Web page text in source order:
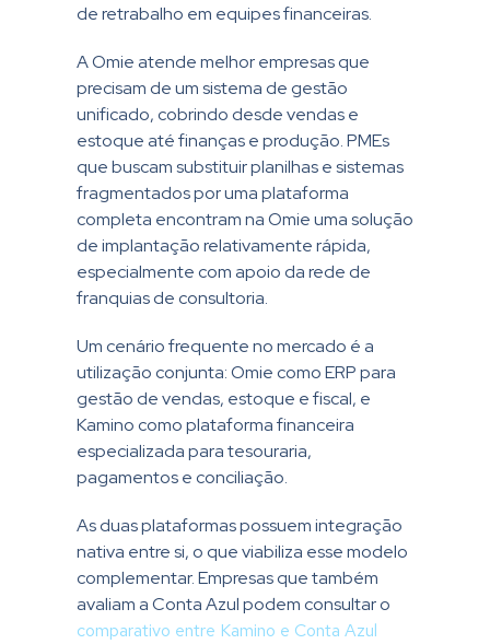
de retrabalho em equipes financeiras.
A Omie atende melhor empresas que
precisam de um sistema de gestão
unificado, cobrindo desde vendas e
estoque até finanças e produção. PMEs
que buscam substituir planilhas e sistemas
fragmentados por uma plataforma
completa encontram na Omie uma solução
de implantação relativamente rápida,
especialmente com apoio da rede de
franquias de consultoria.
Um cenário frequente no mercado é a
utilização conjunta: Omie como ERP para
gestão de vendas, estoque e fiscal, e
Kamino como plataforma financeira
especializada para tesouraria,
pagamentos e conciliação.
As duas plataformas possuem integração
nativa entre si, o que viabiliza esse modelo
complementar. Empresas que também
avaliam a Conta Azul podem consultar o
comparativo entre Kamino e Conta Azul